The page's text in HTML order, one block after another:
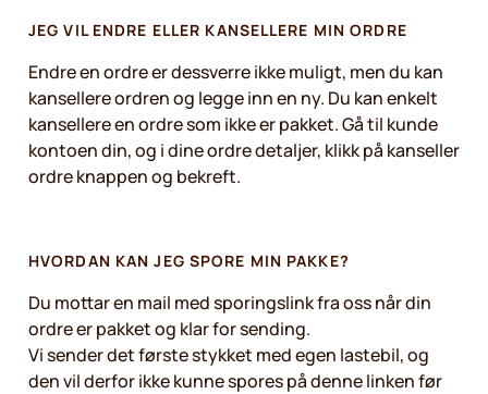
JEG VIL ENDRE ELLER KANSELLERE MIN ORDRE
Endre en ordre er dessverre ikke muligt, men du kan
kansellere ordren og legge inn en ny. Du kan enkelt
kansellere en ordre som ikke er pakket. Gå til kunde
kontoen din, og i dine ordre detaljer, klikk på kanseller
ordre knappen og bekreft.
HVORDAN KAN JEG SPORE MIN PAKKE?
Du mottar en mail med sporingslink fra oss når din
ordre er pakket og klar for sending.
Vi sender det første stykket med egen lastebil, og
den vil derfor ikke kunne spores på denne linken før